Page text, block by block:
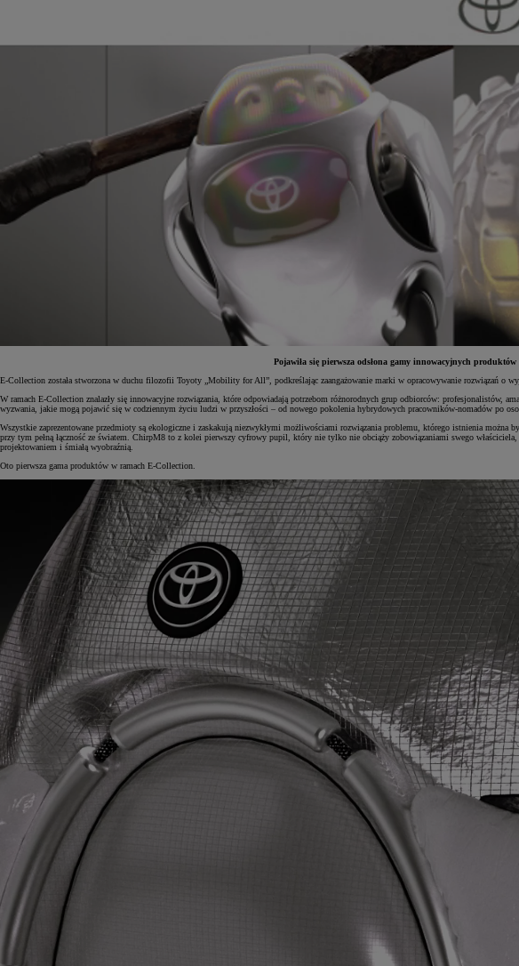
Od81 900 zł
Yaris Cross
HYBRID
Pojawiła się pierwsza odsłona gamy innowacyjnych
E-Collection została stworzona w duchu filozofii Toyoty „Mobility for All”, podkreślając zaangażowanie marki w opracowywanie rozwiązań o
W ramach E-Collection znalazły się innowacyjne rozwiązania, które odpowiadają potrzebom różnorodnych grup odbiorców: profesjonalistów,
wyzwania, jakie mogą pojawić się w codziennym życiu ludzi w przyszłości – od nowego pokolenia hybrydowych pracowników-nomadów po
Wszystkie zaprezentowane przedmioty są ekologiczne i zaskakują niezwykłymi możliwościami rozwiązania problemu, którego istnienia
przy tym pełną łączność ze światem. ChirpM8 to z kolei pierwszy cyfrowy pupil, który nie tylko nie obciąży zobowiązaniami swego
projektowaniem i śmiałą wyobraźnią.
Oto pierwsza gama produktów w ramach E-Collection.